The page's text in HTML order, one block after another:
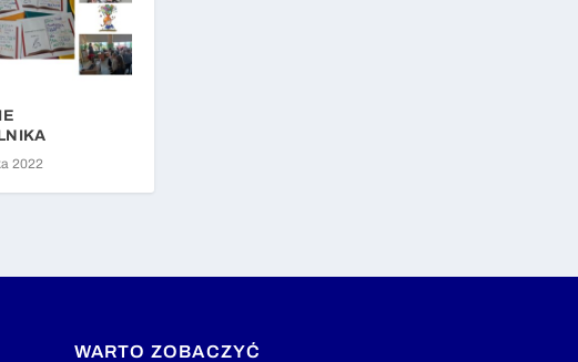
2022
WARTO ZOBACZYĆ